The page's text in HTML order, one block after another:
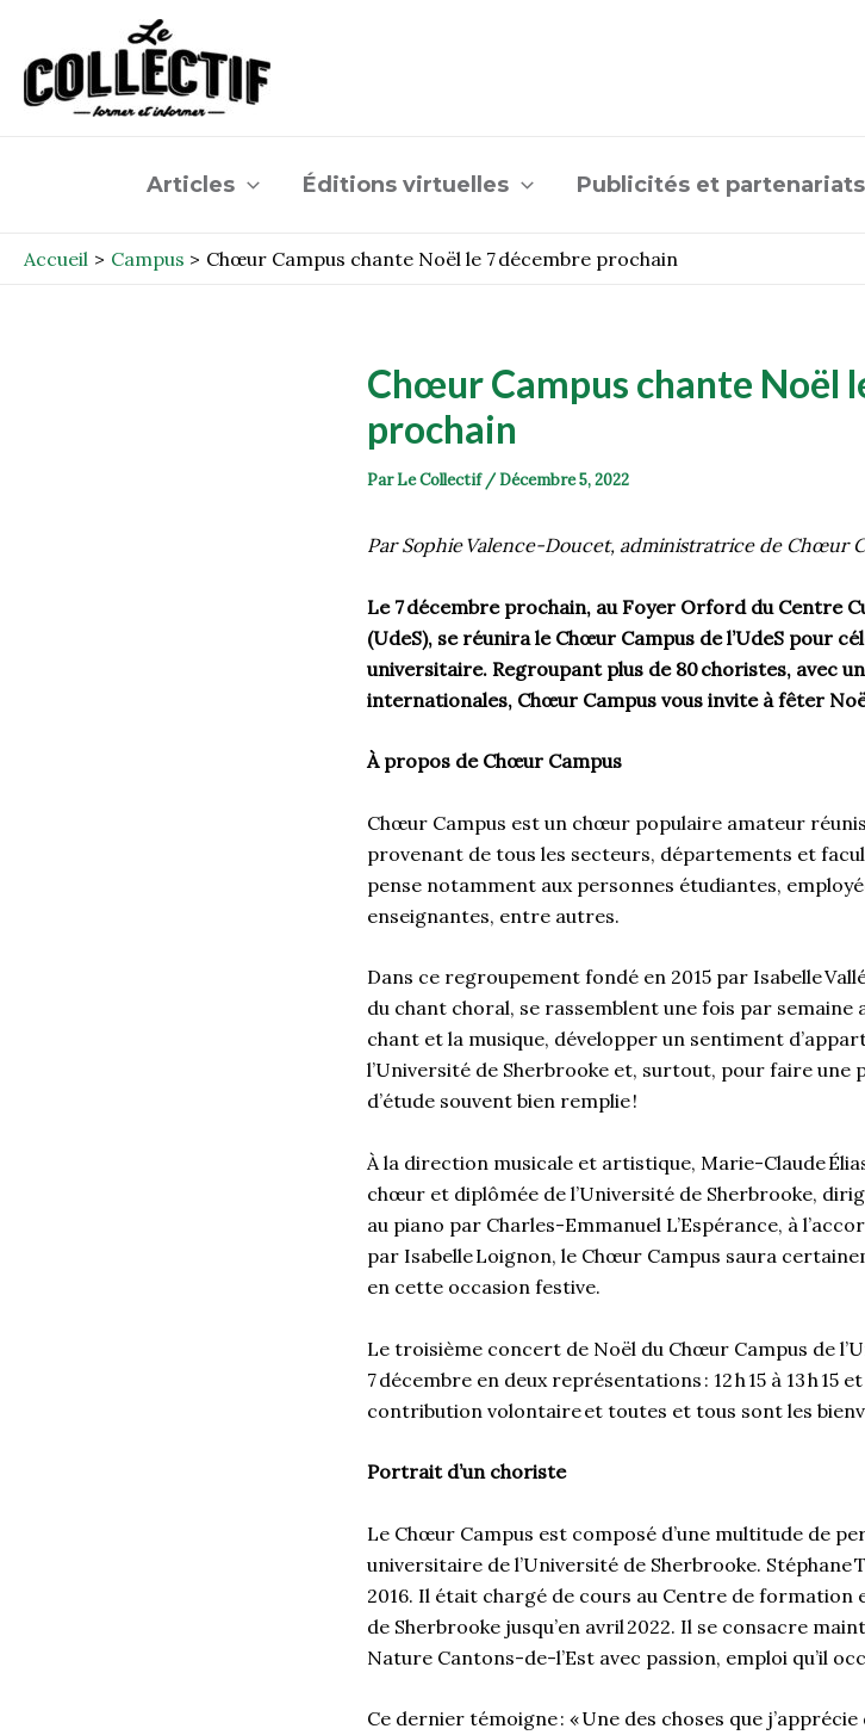
contenu
Articles Éditions virtuelles Publicités et partenariats
Accueil Campus Chœur Campus chante Noël le 7 décembre prochain
Chœur Campus chante Noël
prochain
ParLe Collectif /Décembre 5, 2022
Par Sophie Valence-Doucet, administratrice de Chœur
Le 7 décembre prochain, au Foyer Orford du Centre
(UdeS), se réunira le Chœur Campus de l’UdeS pour
universitaire. Regroupant plus de 80 choristes, avec
internationales, Chœur Campus vous invite à fêter
À propos de Chœur Campus
Chœur Campus est un chœur populaire amateur
provenant de tous les secteurs, départements et
pense notamment aux personnes étudiantes,
enseignantes, entre autres.
Dans ce regroupement fondé en 2015 par Isabelle
du chant choral, se rassemblent une fois par
chant et la musique, développer un sentiment
l’Université de Sherbrooke et, surtout, pour faire une
d’étude souvent bien remplie !
À la direction musicale et artistique, Marie-Claude
chœur et diplômée de l’Université de Sherbrooke,
au piano par Charles-Emmanuel L’Espérance, à
par Isabelle Loignon, le Chœur Campus saura
en cette occasion festive.
Le troisième concert de Noël du Chœur Campus de
7 décembre en deux représentations : 12 h 15 à 13 h 15 et
contribution volontaire et toutes et tous sont les
Portrait d’un choriste
Le Chœur Campus est composé d’une multitude de
universitaire de l’Université de Sherbrooke.
2016. Il était chargé de cours au Centre de formation
de Sherbrooke jusqu’en avril 2022. Il se consacre
Nature Cantons-de-l’Est avec passion, emploi qu’il
Ce dernier témoigne : « Une des choses que